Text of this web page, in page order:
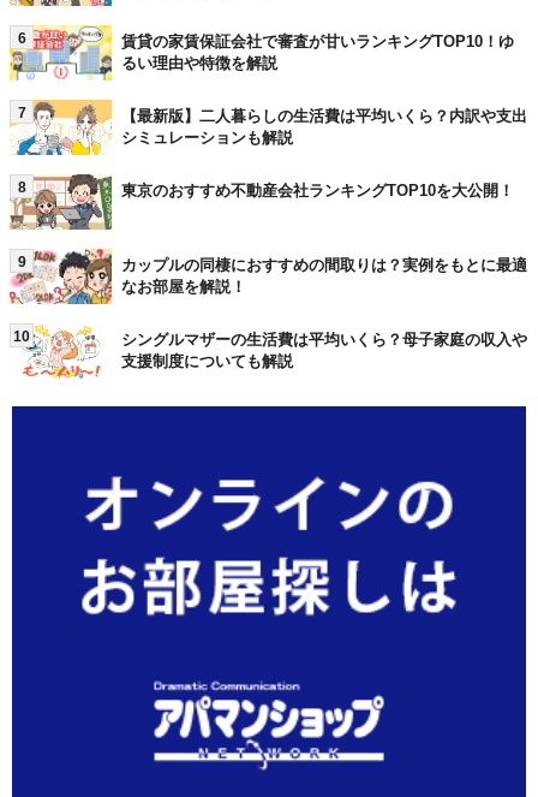
6
賃貸の家賃保証会社で審査が甘いランキングTOP10！ゆ
るい理由や特徴を解説
7
【最新版】二人暮らしの生活費は平均いくら？内訳や支出
シミュレーションも解説
8 東京のおすすめ不動産会社ランキングTOP10を大公開！
9
カップルの同棲におすすめの間取りは？実例をもとに最適
なお部屋を解説！
10
シングルマザーの生活費は平均いくら？母子家庭の収入や
支援制度についても解説